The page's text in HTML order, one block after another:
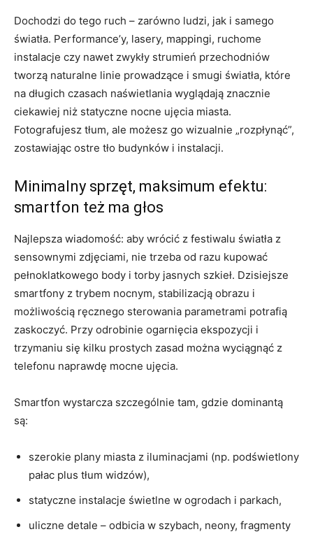
Dochodzi do tego ruch – zarówno ludzi, jak i samego
światła. Performance’y, lasery, mappingi, ruchome
instalacje czy nawet zwykły strumień przechodniów
tworzą naturalne linie prowadzące i smugi światła, które
na długich czasach naświetlania wyglądają znacznie
ciekawiej niż statyczne nocne ujęcia miasta.
Fotografujesz tłum, ale możesz go wizualnie „rozpłynąć”,
zostawiając ostre tło budynków i instalacji.
Minimalny sprzęt, maksimum efektu:
smartfon też ma głos
Najlepsza wiadomość: aby wrócić z festiwalu światła z
sensownymi zdjęciami, nie trzeba od razu kupować
pełnoklatkowego body i torby jasnych szkieł. Dzisiejsze
smartfony z trybem nocnym, stabilizacją obrazu i
możliwością ręcznego sterowania parametrami potrafią
zaskoczyć. Przy odrobinie ogarnięcia ekspozycji i
trzymaniu się kilku prostych zasad można wyciągnąć z
telefonu naprawdę mocne ujęcia.
Smartfon wystarcza szczególnie tam, gdzie dominantą
są:
szerokie plany miasta z iluminacjami (np. podświetlony
pałac plus tłum widzów),
statyczne instalacje świetlne w ogrodach i parkach,
uliczne detale – odbicia w szybach, neony, fragmenty